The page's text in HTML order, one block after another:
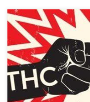
Ankieta
większości popierają
dowodzi, że weterani
demograficznej,
Dzięki wyborom, które
legalizacji marihuany
przeprowadzona przez